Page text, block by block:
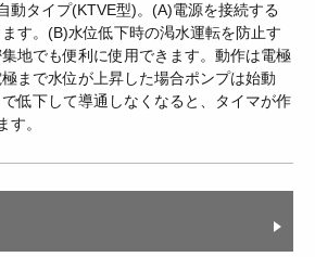
動タイプ(KTVE型)。(A)電源を接続する
す。(B)水位低下時の渇水運転を防止す
地でも便利に使用できます。動作は電極
まで水位が上昇した場合ポンプは始動
低下して導通しなくなると、タイマが作
す。